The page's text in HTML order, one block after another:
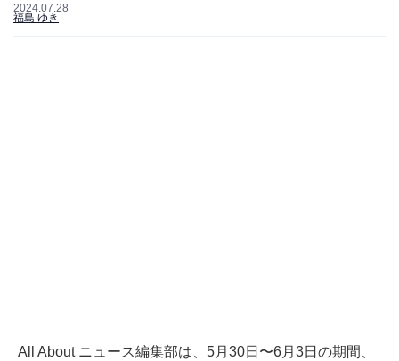
2024.07.28
福島 ゆき
All About ニュース編集部は、5月30日〜6月3日の期間、